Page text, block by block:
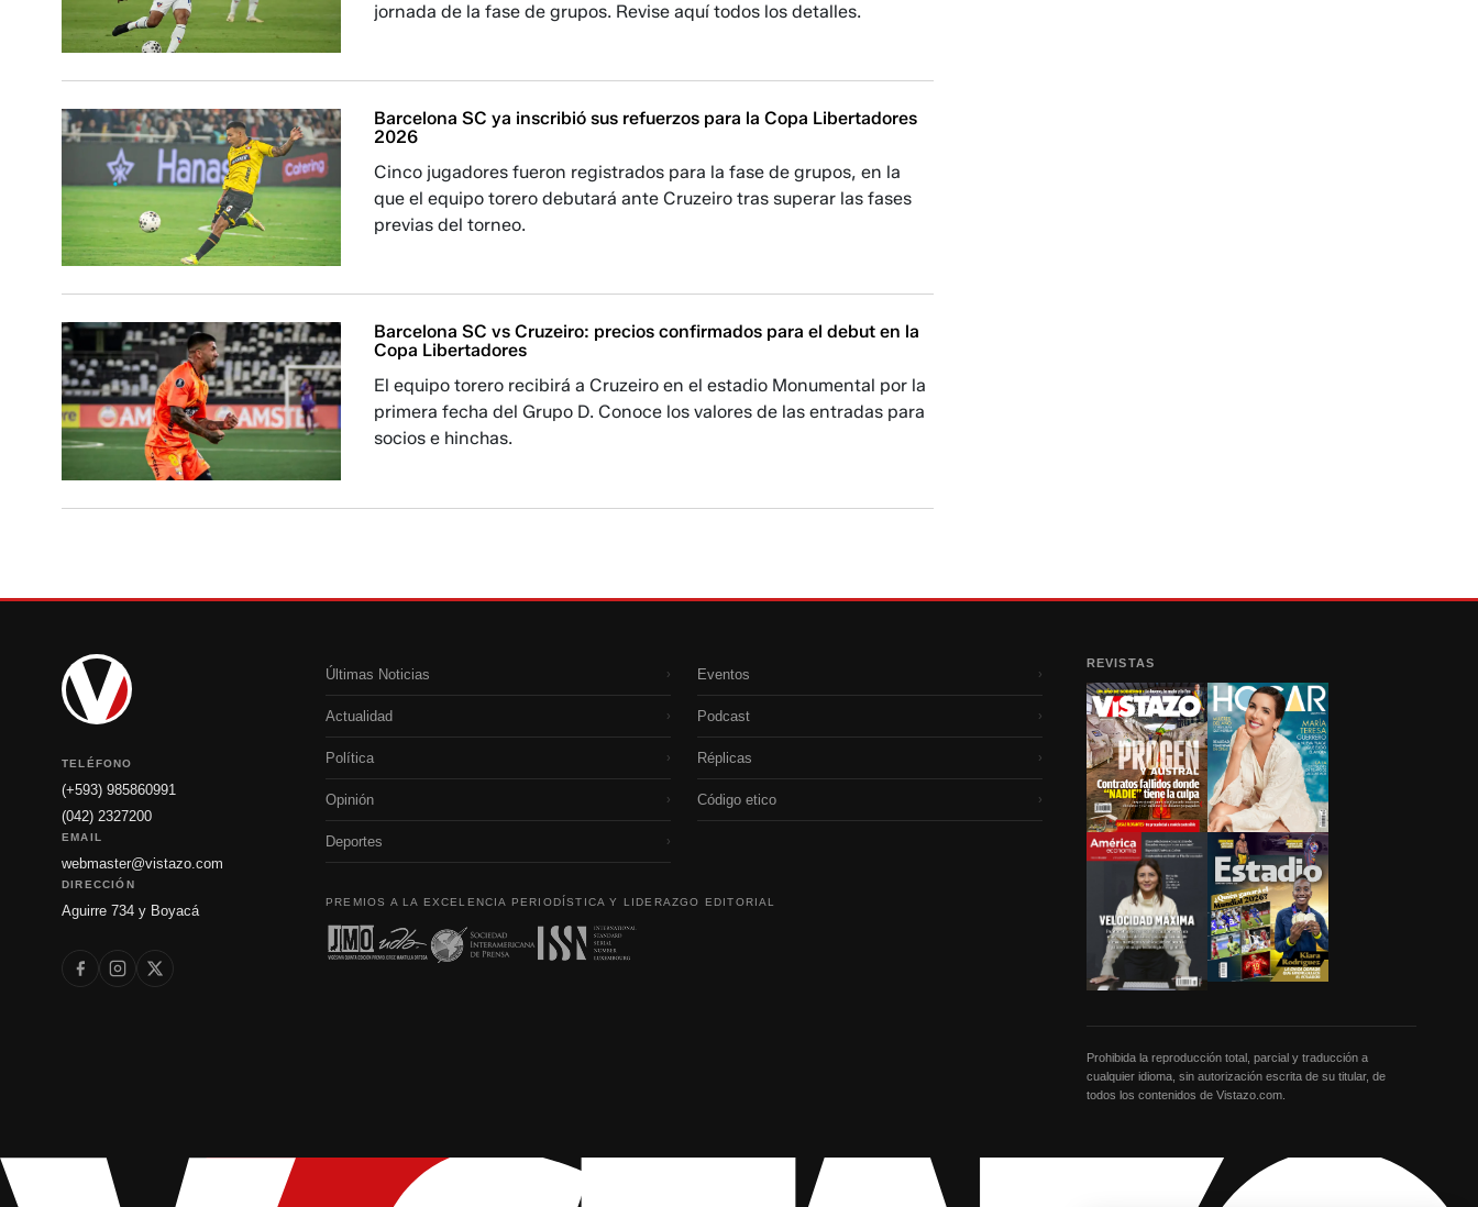
jornada de la fase de grupos. Revise aquí todos los detalles.
Barcelona SC ya inscribió sus refuerzos para la Copa Libertadores
2026
Cinco jugadores fueron registrados para la fase de grupos, en la
que el equipo torero debutará ante Cruzeiro tras superar las fases
previas del torneo.
Barcelona SC vs Cruzeiro: precios confirmados para el debut en la
Copa Libertadores
El equipo torero recibirá a Cruzeiro en el estadio Monumental por la
primera fecha del Grupo D. Conoce los valores de las entradas para
socios e hinchas.
TELÉFONO
(+593) 985860991
(042) 2327200
EMAIL
webmaster@vistazo.com
DIRECCIÓN
Aguirre 734 y Boyacá
Últimas Noticias ›
Actualidad ›
Política ›
Opinión ›
Deportes ›
Eventos ›
Podcast ›
Réplicas ›
Código etico ›
PREMIOS A LA EXCELENCIA PERIODÍSTICA Y LIDERAZGO EDITORIAL
REVISTAS
Prohibida la reproducción total, parcial y traducción a
cualquier idioma, sin autorización escrita de su titular, de
todos los contenidos de Vistazo.com.